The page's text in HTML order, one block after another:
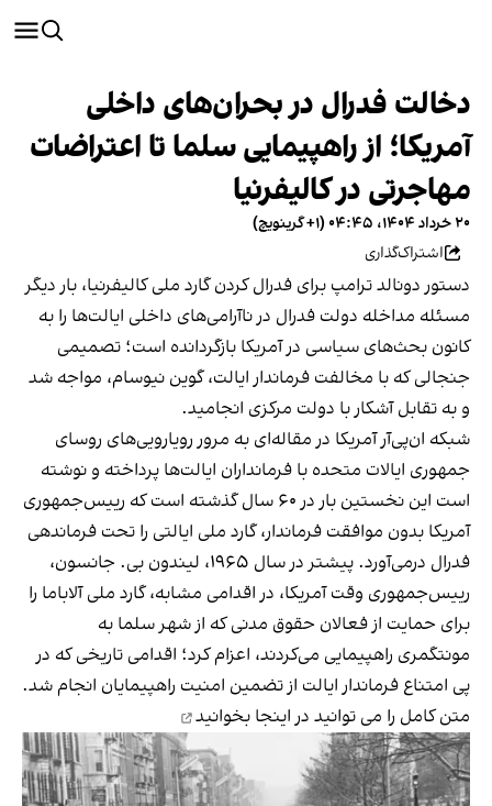
دخالت فدرال در بحران‌های داخلی
آمریکا؛ از راهپیمایی سلما تا اعتراضات
مهاجرتی در کالیفرنیا
۲۰ خرداد ۱۴۰۴، ۰۴:۴۵ (‎+۱ گرینویچ)
اشتراک‌گذاری
دستور دونالد ترامپ برای فدرال کردن گارد ملی کالیفرنیا، بار دیگر
مسئله مداخله دولت فدرال در ناآرامی‌های داخلی ایالت‌ها را به
کانون بحث‌های سیاسی در آمریکا بازگردانده است؛ تصمیمی
جنجالی که با مخالفت فرماندار ایالت، گوین نیوسام، مواجه شد
و به تقابل آشکار با دولت مرکزی انجامید.
شبکه ان‌پی‌آر آمریکا در مقاله‌ای به مرور رویارویی‌های روسای
جمهوری ایالات متحده با فرمانداران ایالت‌ها پرداخته و نوشته
است این نخستین بار در ۶۰ سال گذشته است که رییس‌جمهوری
آمریکا بدون موافقت فرماندار، گارد ملی ایالتی را تحت فرماندهی
فدرال درمی‌آورد. پیشتر در سال ۱۹۶۵، لیندون بی. جانسون،
رییس‌جمهوری وقت آمریکا، در اقدامی مشابه، گارد ملی آلاباما را
برای حمایت از فعالان حقوق مدنی که از شهر سلما به
مونتگمری راهپیمایی می‌کردند، اعزام کرد؛ اقدامی تاریخی که در
پی امتناع فرماندار ایالت از تضمین امنیت راهپیمایان انجام شد.
متن کامل را می توانید در اینجا بخوانید